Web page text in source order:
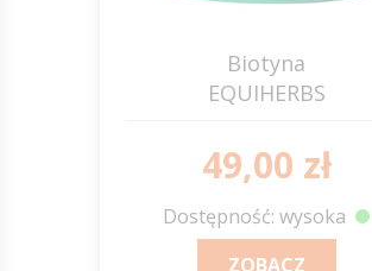
Biotyna
EQUIHERBS
49,00 zł
Dostępność: wysoka
ZOBACZ